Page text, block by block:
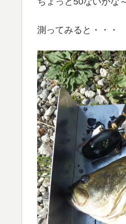
測ってみると・・・